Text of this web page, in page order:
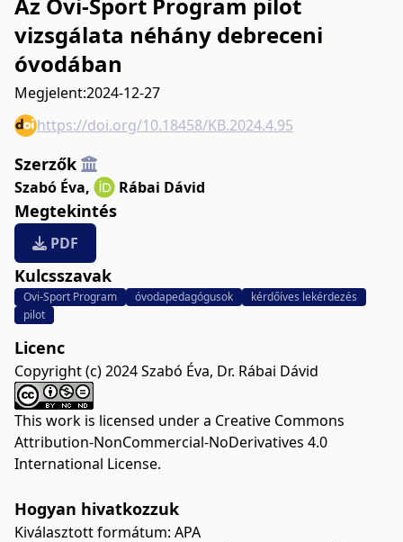
vizsgálata néhány debreceni
óvodában
Megjelent:2024-12-27
https://doi.org/10.18458/KB.2024.4.95
Szerzők
Szabó Éva, Rábai Dávid
Megtekintés
PDF
Kulcsszavak
Ovi-Sport Program óvodapedagógusok
kérdőíves lekérdezés
pilot
Licenc
Copyright (c) 2024 Szabó Éva, Dr. Rábai Dávid
This work is licensed under a Creative Commons
Attribution-NonCommercial-NoDerivatives 4.0
International License.
Hogyan hivatkozzuk
Kiválasztott formátum: APA